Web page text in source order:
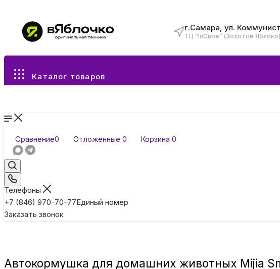
г.Самара, ул.
ТЦ “InCube” (Золотое
Каталог товаров
Сравнение0 Отложенные 0 Корзина 0
Телефоны
+7 (846) 970-70-77Единый номер
Заказать звонок
Все разделы каталога
Автокормушка для домашних животных Mijia